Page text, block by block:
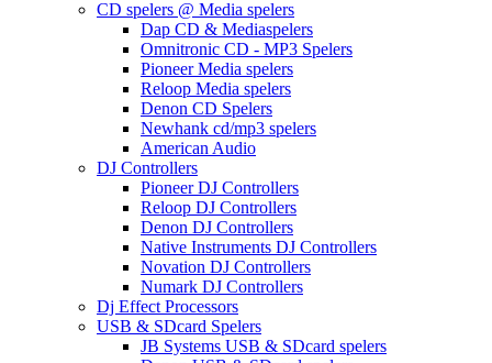
CD spelers @ Media spelers
Dap CD & Mediaspelers
Omnitronic CD - MP3 Spelers
Pioneer Media spelers
Reloop Media spelers
Denon CD Spelers
Newhank cd/mp3 spelers
American Audio
DJ Controllers
Pioneer DJ Controllers
Reloop DJ Controllers
Denon DJ Controllers
Native Instruments DJ Controllers
Novation DJ Controllers
Numark DJ Controllers
Dj Effect Processors
USB & SDcard Spelers
JB Systems USB & SDcard spelers